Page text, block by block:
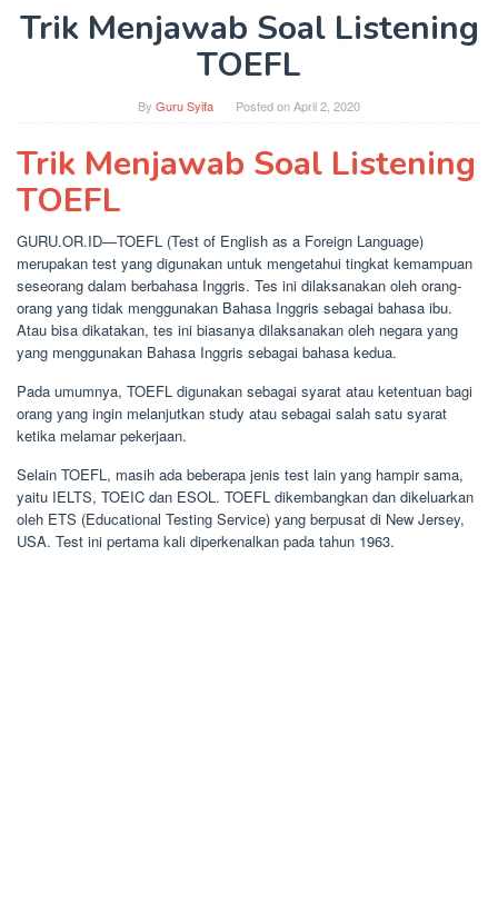
Trik Menjawab Soal Listening
TOEFL
By Guru Syifa Posted onApril 2, 2020
Trik Menjawab Soal Listening
TOEFL
GURU.OR.ID—TOEFL (Test of English as a Foreign Language)
merupakan test yang digunakan untuk mengetahui tingkat kemampuan
seseorang dalam berbahasa Inggris. Tes ini dilaksanakan oleh orang-
orang yang tidak menggunakan Bahasa Inggris sebagai bahasa ibu.
Atau bisa dikatakan, tes ini biasanya dilaksanakan oleh negara yang
yang menggunakan Bahasa Inggris sebagai bahasa kedua.
Pada umumnya, TOEFL digunakan sebagai syarat atau ketentuan bagi
orang yang ingin melanjutkan study atau sebagai salah satu syarat
ketika melamar pekerjaan.
Selain TOEFL, masih ada beberapa jenis test lain yang hampir sama,
yaitu IELTS, TOEIC dan ESOL. TOEFL dikembangkan dan dikeluarkan
oleh ETS (Educational Testing Service) yang berpusat di New Jersey,
USA. Test ini pertama kali diperkenalkan pada tahun 1963.